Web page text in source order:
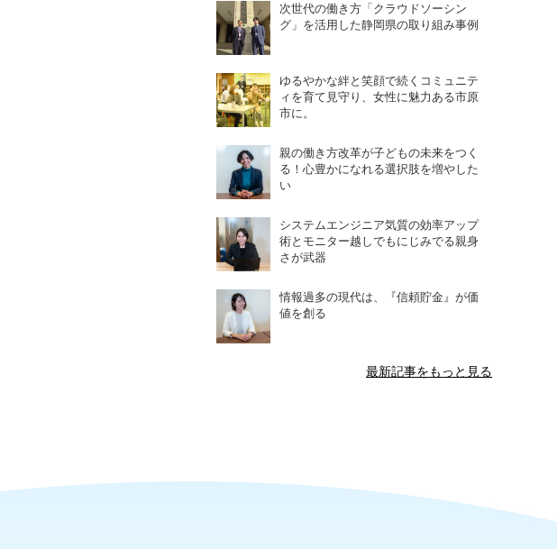
次世代の働き方「クラウドソーシン
グ」を活用した静岡県の取り組み事例
ゆるやかな絆と笑顔で続くコミュニテ
ィを育て見守り、女性に魅力ある市原
市に。
親の働き方改革が子どもの未来をつく
る！心豊かになれる選択肢を増やした
い
システムエンジニア気質の効率アップ
術とモニター越しでもにじみでる親身
さが武器
情報過多の現代は、『信頼貯金』が価
値を創る
最新記事をもっと見る